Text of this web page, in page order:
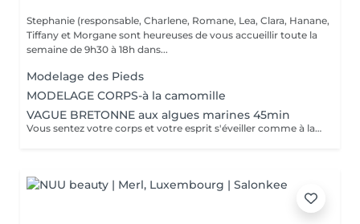
Stephanie (responsable, Charlene, Romane, Lea, Clara, Hanane,
Tiffany et Morgane sont heureuses de vous accueillir toute la
semaine de 9h30 à 18h dans...
Modelage des Pieds
MODELAGE CORPS-à la camomille
VAGUE BRETONNE aux algues marines 45min
Vous sentez votre corps et votre esprit s'éveiller comme à la suite d'un bain dans l'OCEAN. Vous vous sentez légère et revitalisée. Vos jambes retrouvent leur tonicité et leur confort.